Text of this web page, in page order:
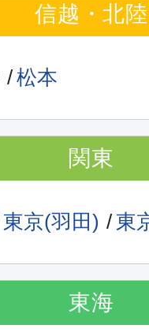
信越・北陸
松本
関東
東京(羽田) 東
東海